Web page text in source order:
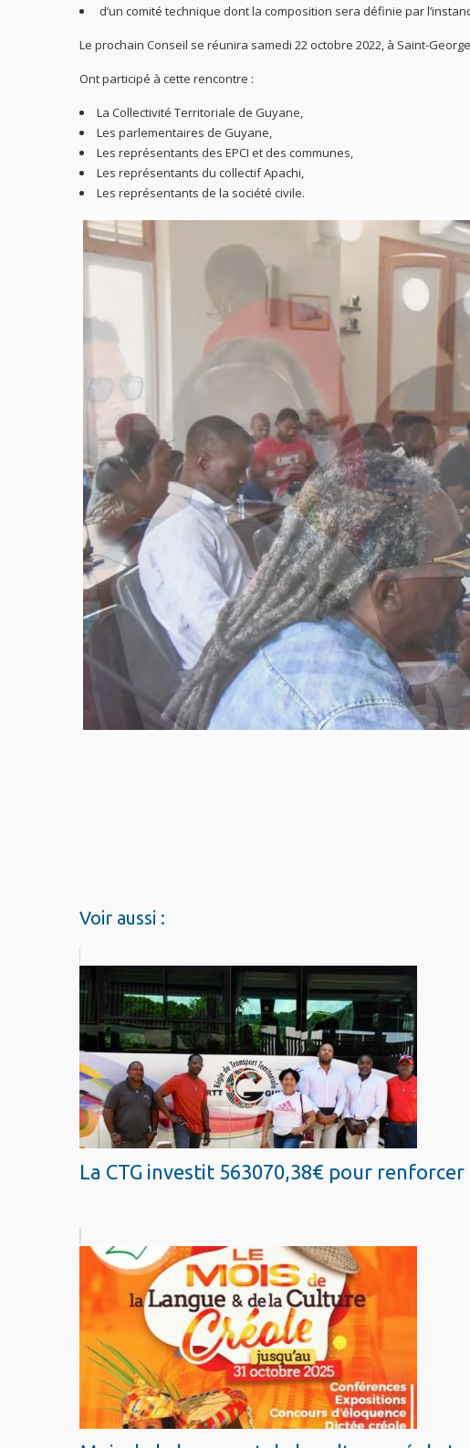
d’un comité technique dont la composition sera définie par
Le prochain Conseil se réunira samedi 22 octobre 2022, à Saint-
Ont participé à cette rencontre :
La Collectivité Territoriale de Guyane,
Les parlementaires de Guyane,
Les représentants des EPCI et des communes,
Les représentants du collectif Apachi,
Les représentants de la société civile.
Voir aussi :
La CTG investit 563070,38€ pour